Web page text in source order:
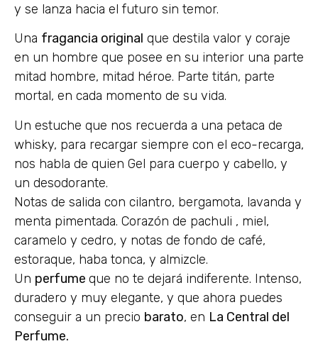
y se lanza hacia el futuro sin temor.
Una fragancia original que destila valor y coraje
en un hombre que posee en su interior una parte
mitad hombre, mitad héroe. Parte titán, parte
mortal, en cada momento de su vida.
Un estuche que nos recuerda a una petaca de
whisky, para recargar siempre con el eco-recarga,
nos habla de quien Gel para cuerpo y cabello, y
un desodorante.
Notas de salida con cilantro, bergamota, lavanda y
menta pimentada. Corazón de pachuli , miel,
caramelo y cedro, y notas de fondo de café,
estoraque, haba tonca, y almizcle.
Un perfume que no te dejará indiferente. Intenso,
duradero y muy elegante, y que ahora puedes
conseguir a un precio barato, en La Central del
Perfume.